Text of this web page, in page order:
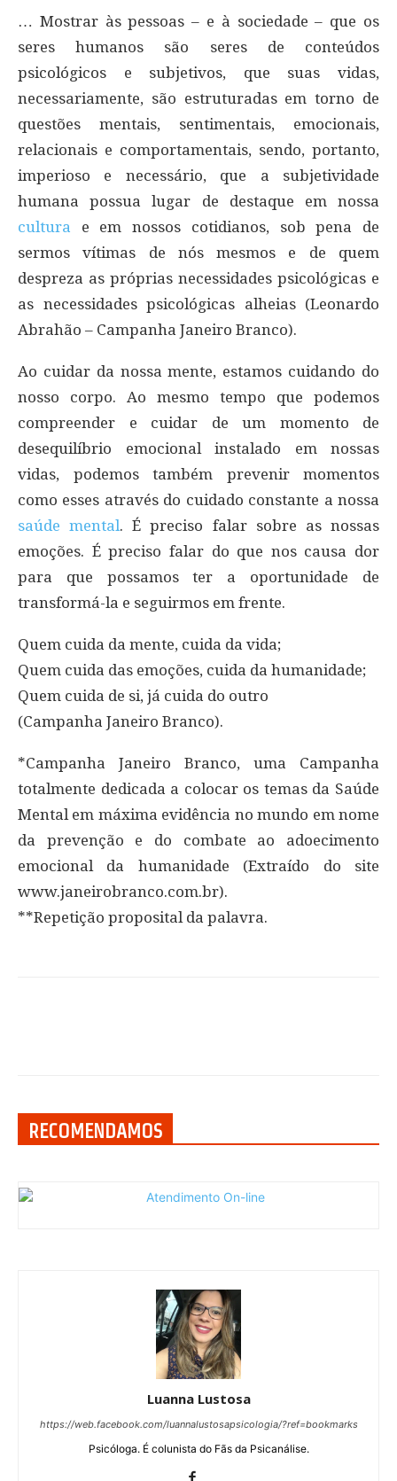
… Mostrar às pessoas – e à sociedade – que os
seres humanos são seres de conteúdos
psicológicos e subjetivos, que suas vidas,
necessariamente, são estruturadas em torno de
questões mentais, sentimentais, emocionais,
relacionais e comportamentais, sendo, portanto,
imperioso e necessário, que a subjetividade
humana possua lugar de destaque em nossa
cultura e em nossos cotidianos, sob pena de
sermos vítimas de nós mesmos e de quem
despreza as próprias necessidades psicológicas e
as necessidades psicológicas alheias (Leonardo
Abrahão – Campanha Janeiro Branco).
Ao cuidar da nossa mente, estamos cuidando do
nosso corpo. Ao mesmo tempo que podemos
compreender e cuidar de um momento de
desequilíbrio emocional instalado em nossas
vidas, podemos também prevenir momentos
como esses através do cuidado constante a nossa
saúde mental. É preciso falar sobre as nossas
emoções. É preciso falar do que nos causa dor
para que possamos ter a oportunidade de
transformá-la e seguirmos em frente.
Quem cuida da mente, cuida da vida;
Quem cuida das emoções, cuida da humanidade;
Quem cuida de si, já cuida do outro
(Campanha Janeiro Branco).
*Campanha Janeiro Branco, uma Campanha
totalmente dedicada a colocar os temas da Saúde
Mental em máxima evidência no mundo em nome
da prevenção e do combate ao adoecimento
emocional da humanidade (Extraído do site
www.janeirobranco.com.br).
**Repetição proposital da palavra.
RECOMENDAMOS
Luanna Lustosa
https://web.facebook.com/luannalustosapsicologia/?ref=bookmarks
Psicóloga. É colunista do Fãs da Psicanálise.